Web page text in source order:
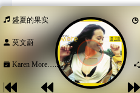
免责声明 友链申请
盛夏的果实
莫文蔚
Karen More…...